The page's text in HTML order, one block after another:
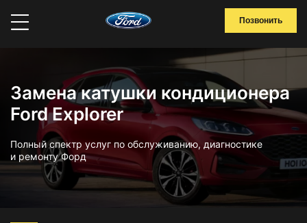
Позвонить
Замена катушки кондиционера
Ford Explorer
Полный спектр услуг по обслуживанию, диагностике
и ремонту Форд